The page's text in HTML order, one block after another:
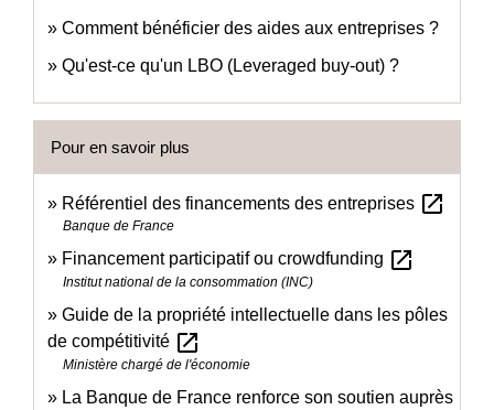
Comment bénéficier des aides aux entreprises ?
Qu'est-ce qu'un LBO (Leveraged buy-out) ?
Pour en savoir plus
Référentiel des financements des entreprises open_in_new
Banque de France
Financement participatif ou crowdfunding open_in_new
Institut national de la consommation (INC)
Guide de la propriété intellectuelle dans les pôles
de compétitivité open_in_new
Ministère chargé de l'économie
La Banque de France renforce son soutien auprès